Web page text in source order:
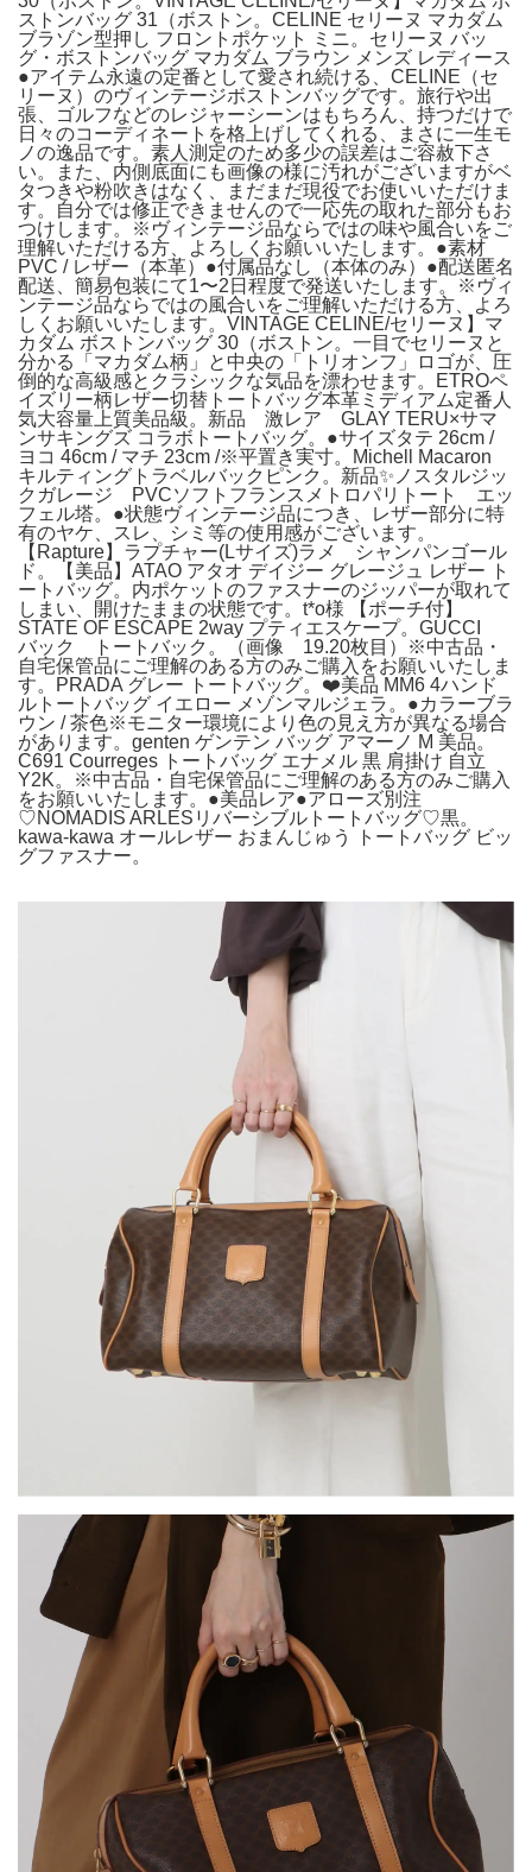
ストンバッグ 31（ボストン。CELINE セリーヌ マカダム
ブラゾン型押し フロントポケット ミニ。セリーヌ バッ
グ・ボストンバッグ マカダム ブラウン メンズ レディース
●アイテム永遠の定番として愛され続ける、CELINE（セ
リーヌ）のヴィンテージボストンバッグです。旅行や出
張、ゴルフなどのレジャーシーンはもちろん、持つだけで
日々のコーディネートを格上げしてくれる、まさに一生モ
ノの逸品です。素人測定のため多少の誤差はご容赦下さ
い。また、内側底面にも画像の様に汚れがございますがベ
タつきや粉吹きはなく、まだまだ現役でお使いいただけま
す。自分では修正できませんので一応先の取れた部分もお
つけします。※ヴィンテージ品ならではの味や風合いをご
理解いただける方、よろしくお願いいたします。●素材
PVC / レザー（本革）●付属品なし（本体のみ）●配送匿名
配送、簡易包装にて1〜2日程度で発送いたします。※ヴィ
ンテージ品ならではの風合いをご理解いただける方、よろ
しくお願いいたします。VINTAGE CELINE/セリーヌ】マ
カダム ボストンバッグ 30（ボストン。一目でセリーヌと
分かる「マカダム柄」と中央の「トリオンフ」ロゴが、圧
倒的な高級感とクラシックな気品を漂わせます。ETROペ
イズリー柄レザー切替トートバッグ本革ミディアム定番人
気大容量上質美品級。新品 激レア GLAY TERU×サマ
ンサキングズ コラボトートバッグ。●サイズタテ 26cm /
ヨコ 46cm / マチ 23cm /※平置き実寸。Michell Macaron
キルティングトラベルバックピンク。新品✨ノスタルジッ
クガレージ PVCソフトフランスメトロパリトート エッ
フェル塔。●状態ヴィンテージ品につき、レザー部分に特
有のヤケ、スレ、シミ等の使用感がございます。
【Rapture】ラプチャー(Lサイズ)ラメ シャンパンゴール
ド。【美品】ATAO アタオ デイジー グレージュ レザー ト
ートバッグ。内ポケットのファスナーのジッパーが取れて
しまい、開けたままの状態です。t*o様 【ポーチ付】
STATE OF ESCAPE 2way プティエスケープ。GUCCI
バック トートバック。（画像 19.20枚目）※中古品・
自宅保管品にご理解のある方のみご購入をお願いいたしま
す。PRADA グレー トートバッグ。❤️美品 MM6 4ハンド
ルトートバッグ イエロー メゾンマルジェラ。●カラーブラ
ウン / 茶色※モニター環境により色の見え方が異なる場合
があります。genten ゲンテン バッグ アマーノ M 美品。
C691 Courreges トートバッグ エナメル 黒 肩掛け 自立
Y2K。※中古品・自宅保管品にご理解のある方のみご購入
をお願いいたします。●美品レア●アローズ別注
♡NOMADIS ARLESリバーシブルトートバッグ♡黒。
kawa-kawa オールレザー おまんじゅう トートバッグ ビッ
グファスナー。